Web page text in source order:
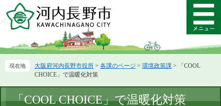
ー
先
ニ
を
て
メ
ニ
ー
大阪府河内長野市役所 > 各課のページ > 環境政策課 >
「COOL
CHOICE」で温暖化対策
文
「COOL CHOICE」で温暖化対策